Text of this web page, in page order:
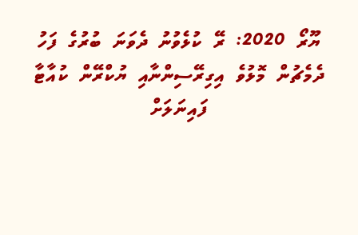
ޔޫރޯ 2020: ރޭ ކުޅެވުނު ދެވަނަ ބުރުގެ ފަހު
ދެމެޗުން މޮޅުވެ އިގިރޭސިންނާއި ޔުކްރޭން ކުއާޓާ
ފައިނަލަށް